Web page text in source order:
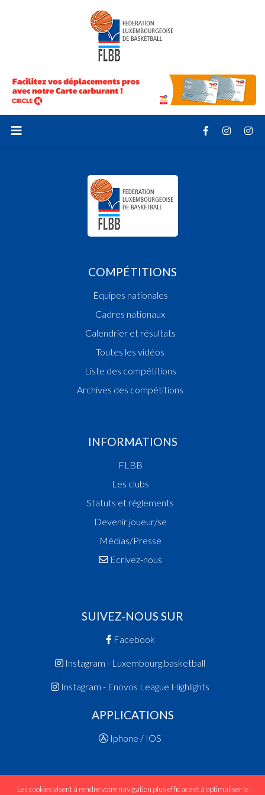
COMPÉTITIONS
Equipes nationales
Cadres nationaux
Calendrier et résultats
Toutes les vidéos
Liste des compétitions
Archives des compétitions
INFORMATIONS
FLBB
Les clubs
Statuts et réglements
Devenir joueur/se
Médias/Presse
Ecrivez-nous
SUIVEZ-NOUS SUR
Facebook
Instagram - Luxembourg.basketball
Instagram - Enovos League Highlights
APPLICATIONS
Iphone / IOS
Les cookies visent à rendre votre navigation plus efficace et à optimaliser le